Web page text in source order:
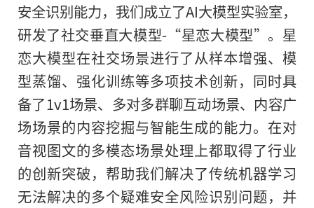
安全识别能力，我们成立了AI大模型实验室，
研发了社交垂直大模型-“星恋大模型”。星
恋大模型在社交场景进行了从样本增强、模
型蒸馏、强化训练等多项技术创新，同时具
备了1v1场景、多对多群聊互动场景、内容广
场场景的内容挖掘与智能生成的能力。在对
音视图文的多模态场景处理上都取得了行业
的创新突破，帮助我们解决了传统机器学习
无法解决的多个疑难安全风险识别问题，并